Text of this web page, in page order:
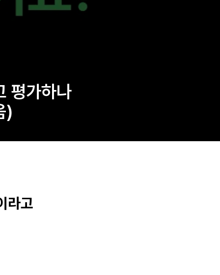
평가하나
)
라고